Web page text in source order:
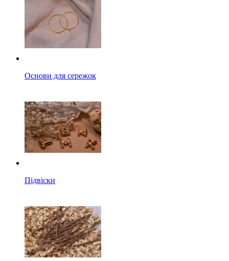
Основи для сережок
Підвіски